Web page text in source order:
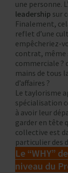
une personne.
leadership sur
Finalement,
reflet d’une
empêcheriez-
contrat, même
commerciale ?
mains de tous
d’affaires ?
Le taylorisme
spécialisation
à avoir leur
garder en tête
collective est
particulier des
Le “WHY”
niveau du